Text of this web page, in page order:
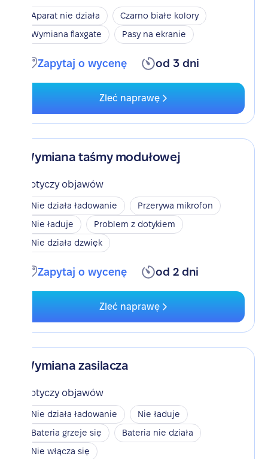
Aparat nie działa
Czarno białe kolory
Wymiana flaxgate
Pasy na ekranie
Zapytaj o wycenę od 3 dni
Zleć naprawę
Wymiana taśmy modułowej
Dotyczy objawów
Nie działa ładowanie
Przerywa mikrofon
Nie ładuje
Problem z dotykiem
Nie działa dzwięk
Zapytaj o wycenę od 2 dni
Zleć naprawę
Wymiana zasilacza
Dotyczy objawów
Nie działa ładowanie
Nie ładuje
Bateria grzeje się
Bateria nie działa
Nie włącza się